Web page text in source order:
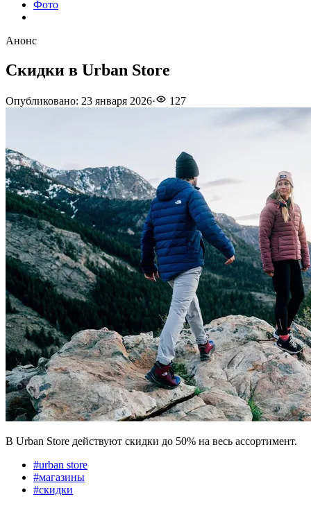
Фото
Анонс
Скидки в Urban Store
Опубликовано: 23 января 2026· 127
В Urban Store действуют скидки до 50% на весь ассортимент.
#urban store
#магазины
#скидки